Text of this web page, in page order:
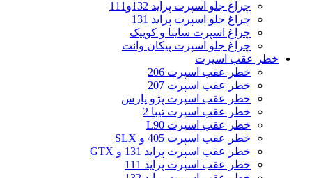
چراغ جلو اسپرت پراید 132و111
چراغ جلو اسپرت پراید 131
چراغ اسپرت ساینا و کوییک
چراغ جلو اسپرت پیکان وانت
خطر عقب اسپرت
خطر عقب اسپرت 206
خطر عقب اسپرت 207
خطر عقب اسپرت پژو پارس
خطر عقب اسپرت تیبا 2
خطر عقب اسپرت L90
خطر عقب اسپرت 405 و SLX
خطر عقب اسپرت پراید 131 و GTX
خطر عقب اسپرت پراید 111